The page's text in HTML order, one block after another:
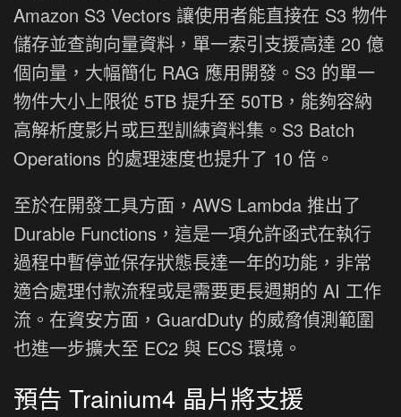
Amazon S3 Vectors 讓使用者能直接在 S3 物件
儲存並查詢向量資料，單一索引支援高達 20 億
個向量，大幅簡化 RAG 應用開發。S3 的單一
物件大小上限從 5TB 提升至 50TB，能夠容納
高解析度影片或巨型訓練資料集。S3 Batch
Operations 的處理速度也提升了 10 倍。
至於在開發工具方面，AWS Lambda 推出了
Durable Functions，這是一項允許函式在執行
過程中暫停並保存狀態長達一年的功能，非常
適合處理付款流程或是需要更長週期的 AI 工作
流。在資安方面，GuardDuty 的威脅偵測範圍
也進一步擴大至 EC2 與 ECS 環境。
預告 Trainium4 晶片將支援